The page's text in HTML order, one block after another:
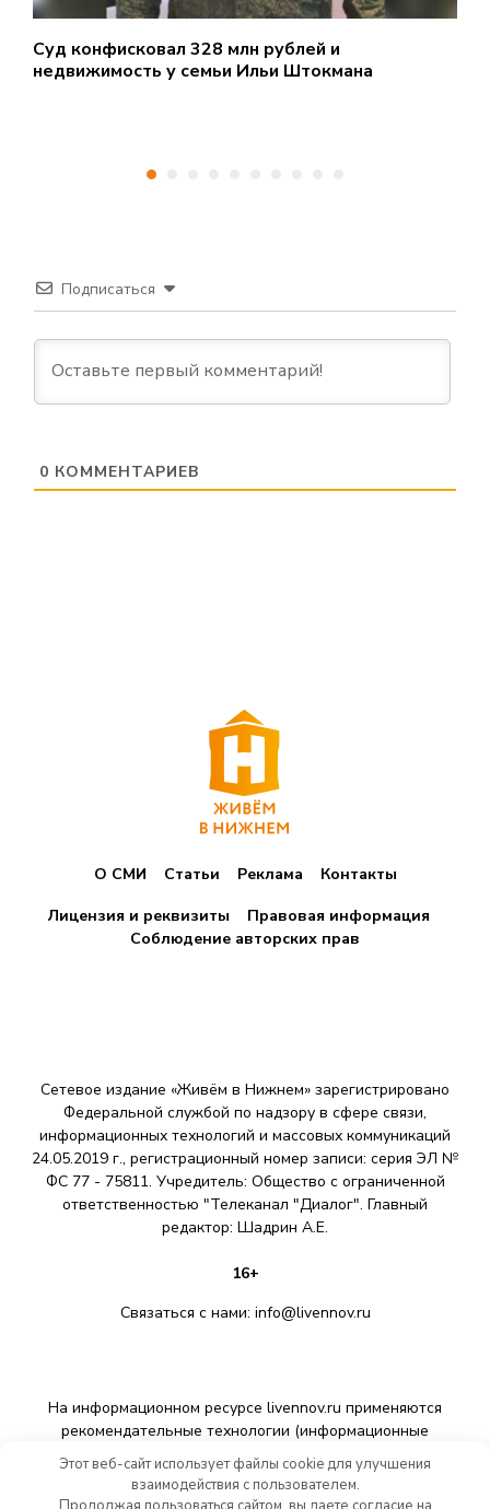
Суд конфисковал 328 млн рублей и
недвижимость у семьи Ильи Штокмана
Подписаться
0 КОММЕНТАРИЕВ
О СМИ Статьи Реклама
Контакты
Лицензия и реквизиты
Правовая информация
Соблюдение авторских прав
Сетевое издание «Живём в Нижнем» зарегистрировано
Федеральной службой по надзору в сфере связи,
информационных технологий и массовых коммуникаций
24.05.2019 г., регистрационный номер записи: серия ЭЛ №
ФС 77 - 75811. Учредитель: Общество с ограниченной
ответственностью "Телеканал "Диалог". Главный
редактор: Шадрин A.E.
16+
Связаться с нами: info@livennov.ru
На информационном ресурсе livennov.ru применяются
рекомендательные технологии (информационные
технологии предоставления информации на основе сбора,
систематизации и анализа сведений, относящихся к
предпочтениям пользователей сети «Интернет»,
Этот веб-сайт использует файлы cookie для улучшения
взаимодействия с пользователем.